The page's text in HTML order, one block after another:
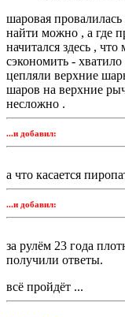
шаровая
найти можно , а где
начитался здесь ,
сэкономить -
цепляли верхние
шаров на верхние
несложно .
...и добавил:
а что касается
...и добавил:
за рулём 23 года
получили ответы.
всё пройдёт ...